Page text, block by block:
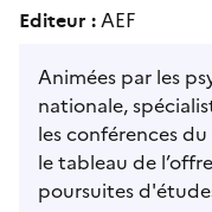
Editeur :AEF
Animées par les
nationale,
les conférences
le tableau de
poursuites